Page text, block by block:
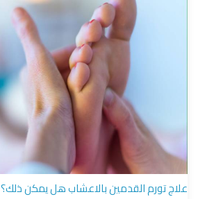
علاج تورم القدمين بالاعشاب هل يمكن ذلك؟